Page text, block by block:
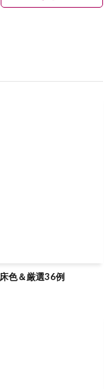
色＆厳選36例